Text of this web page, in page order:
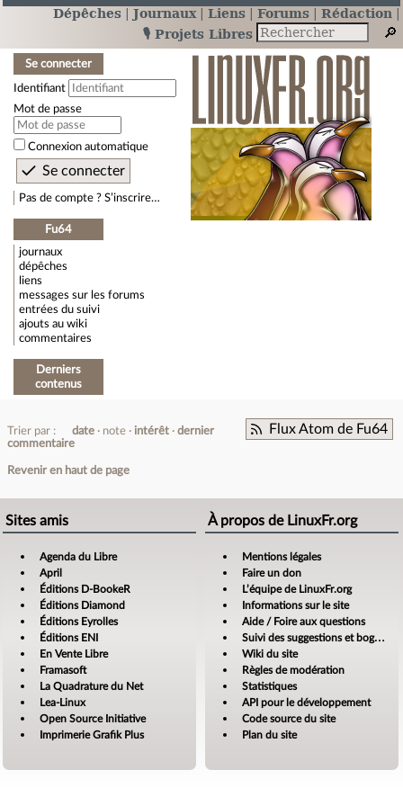
Dépêches Journaux Liens Forums
Rédaction
🎙️ Projets Libres
Se connecter
Identifiant
Mot de passe
Connexion automatique
Pas de compte ? S’inscrire…
Fu64
journaux
dépêches
liens
messages sur les forums
entrées du suivi
ajouts au wiki
commentaires
Derniers
contenus
Flux Atom de Fu64
Trier par : date note intérêt
dernier
commentaire
Revenir en haut de page
Sites amis
Agenda du Libre
April
Éditions D-BookeR
Éditions Diamond
Éditions Eyrolles
Éditions ENI
En Vente Libre
Framasoft
La Quadrature du Net
Lea-Linux
Open Source Initiative
Imprimerie Grafik Plus
À propos de LinuxFr.org
Mentions légales
Faire un don
L’équipe de LinuxFr.org
Informations sur le site
Aide / Foire aux questions
Suivi des suggestions et bogues
Wiki du site
Règles de modération
Statistiques
API pour le développement
Code source du site
Plan du site